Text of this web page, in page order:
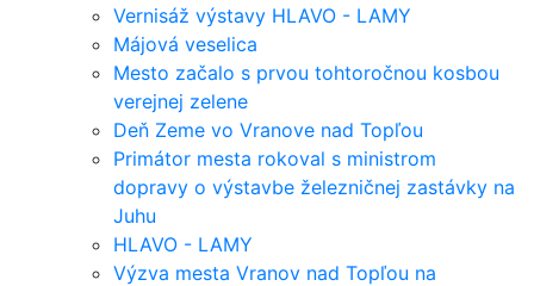
Vernisáž výstavy HLAVO - LAMY
Májová veselica
Mesto začalo s prvou tohtoročnou kosbou
verejnej zelene
Deň Zeme vo Vranove nad Topľou
Primátor mesta rokoval s ministrom
dopravy o výstavbe železničnej zastávky na
Juhu
HLAVO - LAMY
Výzva mesta Vranov nad Topľou na